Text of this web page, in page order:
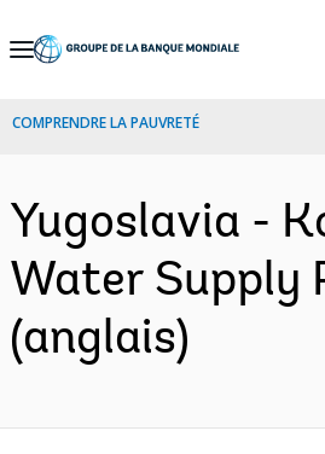
Skip
Navigation
COMPRENDRE LA PAUVRETÉ
Yugoslavia -
Water Supply
(anglais)